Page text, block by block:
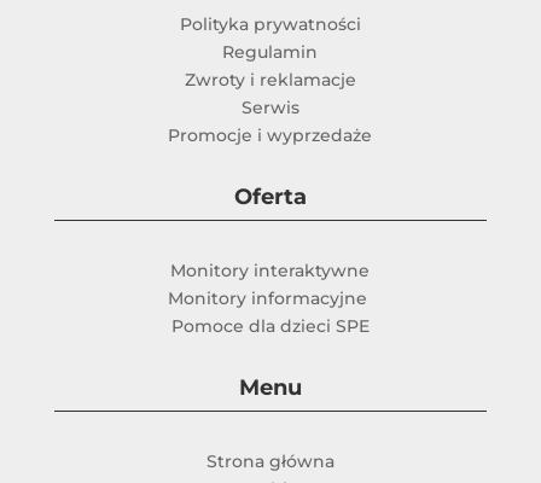
Polityka prywatności
Regulamin
Zwroty i reklamacje
Serwis
Promocje i wyprzedaże
Oferta
Monitory interaktywne
Monitory informacyjne
Pomoce dla dzieci SPE
Menu
Strona główna